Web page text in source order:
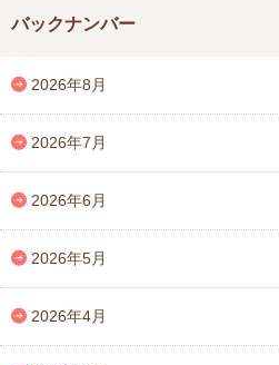
バックナンバー
2026年8月
2026年7月
2026年6月
2026年5月
2026年4月